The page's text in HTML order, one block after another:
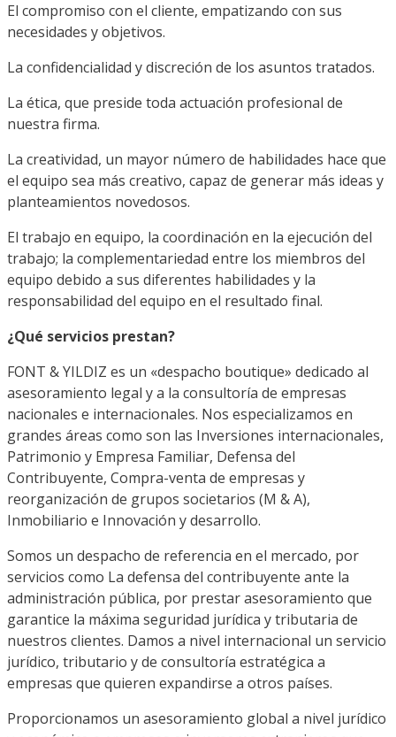
El compromiso con el cliente, empatizando con sus
necesidades y objetivos.
La confidencialidad y discreción de los asuntos tratados.
La ética, que preside toda actuación profesional de
nuestra firma.
La creatividad, un mayor número de habilidades hace que
el equipo sea más creativo, capaz de generar más ideas y
planteamientos novedosos.
El trabajo en equipo, la coordinación en la ejecución del
trabajo; la complementariedad entre los miembros del
equipo debido a sus diferentes habilidades y la
responsabilidad del equipo en el resultado final.
¿Qué servicios prestan?
FONT & YILDIZ es un «despacho boutique» dedicado al
asesoramiento legal y a la consultoría de empresas
nacionales e internacionales. Nos especializamos en
grandes áreas como son las Inversiones internacionales,
Patrimonio y Empresa Familiar, Defensa del
Contribuyente, Compra-venta de empresas y
reorganización de grupos societarios (M & A),
Inmobiliario e Innovación y desarrollo.
Somos un despacho de referencia en el mercado, por
servicios como La defensa del contribuyente ante la
administración pública, por prestar asesoramiento que
garantice la máxima seguridad jurídica y tributaria de
nuestros clientes. Damos a nivel internacional un servicio
jurídico, tributario y de consultoría estratégica a
empresas que quieren expandirse a otros países.
Proporcionamos un asesoramiento global a nivel jurídico